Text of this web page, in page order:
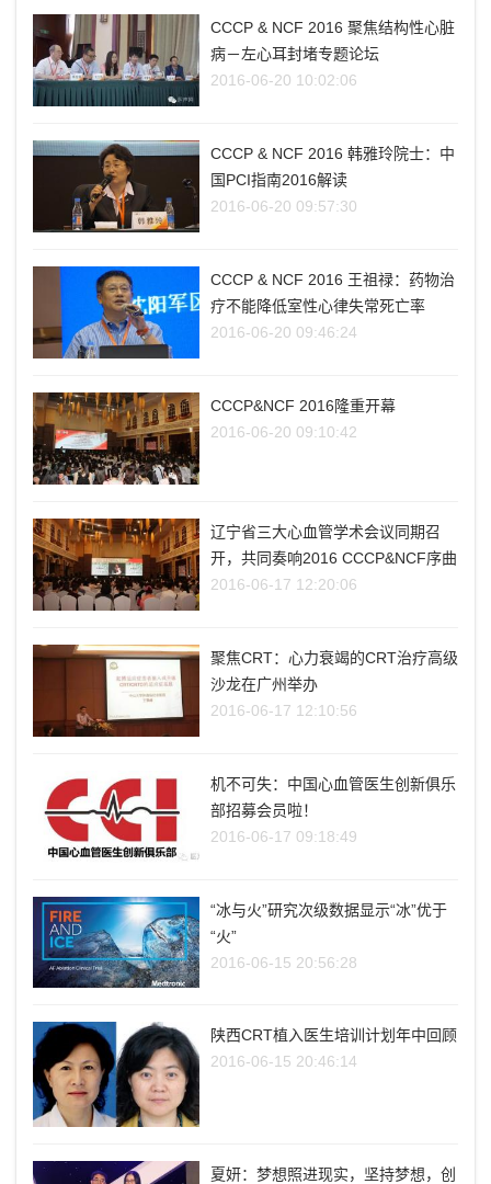
CCCP & NCF 2016 聚焦结构性心脏
病－左心耳封堵专题论坛
2016-06-20 10:02:06
CCCP & NCF 2016 韩雅玲院士：中
国PCI指南2016解读
2016-06-20 09:57:30
CCCP & NCF 2016 王祖禄：药物治
疗不能降低室性心律失常死亡率
2016-06-20 09:46:24
CCCP&NCF 2016隆重开幕
2016-06-20 09:10:42
辽宁省三大心血管学术会议同期召
开，共同奏响2016 CCCP&NCF序曲
2016-06-17 12:20:06
聚焦CRT：心力衰竭的CRT治疗高级
沙龙在广州举办
2016-06-17 12:10:56
机不可失：中国心血管医生创新俱乐
部招募会员啦！
2016-06-17 09:18:49
“冰与火”研究次级数据显示“冰”优于
“火”
2016-06-15 20:56:28
陕西CRT植入医生培训计划年中回顾
2016-06-15 20:46:14
夏妍：梦想照进现实，坚持梦想，创